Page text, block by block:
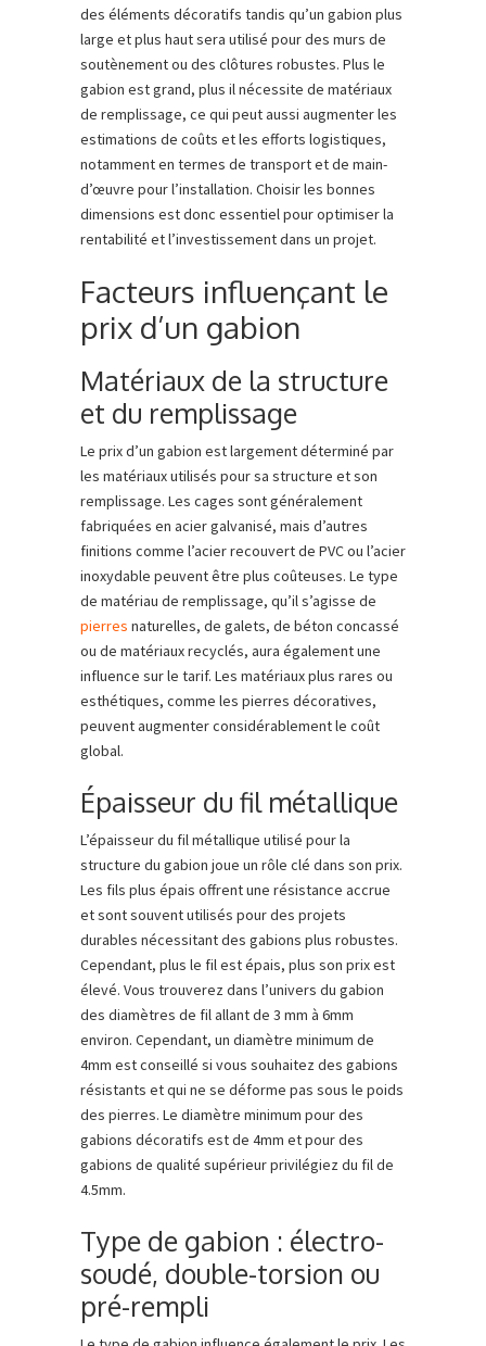
des éléments décoratifs tandis qu’un gabion plus
large et plus haut sera utilisé pour des murs de
soutènement ou des clôtures robustes. Plus le
gabion est grand, plus il nécessite de matériaux
de remplissage, ce qui peut aussi augmenter les
estimations de coûts et les efforts logistiques,
notamment en termes de transport et de main-
d’œuvre pour l’installation. Choisir les bonnes
dimensions est donc essentiel pour optimiser la
rentabilité et l’investissement dans un projet.
Facteurs influençant le
prix d’un gabion
Matériaux de la structure
et du remplissage
Le prix d’un gabion est largement déterminé par
les matériaux utilisés pour sa structure et son
remplissage. Les cages sont généralement
fabriquées en acier galvanisé, mais d’autres
finitions comme l’acier recouvert de PVC ou l’acier
inoxydable peuvent être plus coûteuses. Le type
de matériau de remplissage, qu’il s’agisse de
pierres naturelles, de galets, de béton concassé
ou de matériaux recyclés, aura également une
influence sur le tarif. Les matériaux plus rares ou
esthétiques, comme les pierres décoratives,
peuvent augmenter considérablement le coût
global.
Épaisseur du fil métallique
L’épaisseur du fil métallique utilisé pour la
structure du gabion joue un rôle clé dans son prix.
Les fils plus épais offrent une résistance accrue
et sont souvent utilisés pour des projets
durables nécessitant des gabions plus robustes.
Cependant, plus le fil est épais, plus son prix est
élevé. Vous trouverez dans l’univers du gabion
des diamètres de fil allant de 3 mm à 6mm
environ. Cependant, un diamètre minimum de
4mm est conseillé si vous souhaitez des gabions
résistants et qui ne se déforme pas sous le poids
des pierres. Le diamètre minimum pour des
gabions décoratifs est de 4mm et pour des
gabions de qualité supérieur privilégiez du fil de
4.5mm.
Type de gabion : électro-
soudé, double-torsion ou
pré-rempli